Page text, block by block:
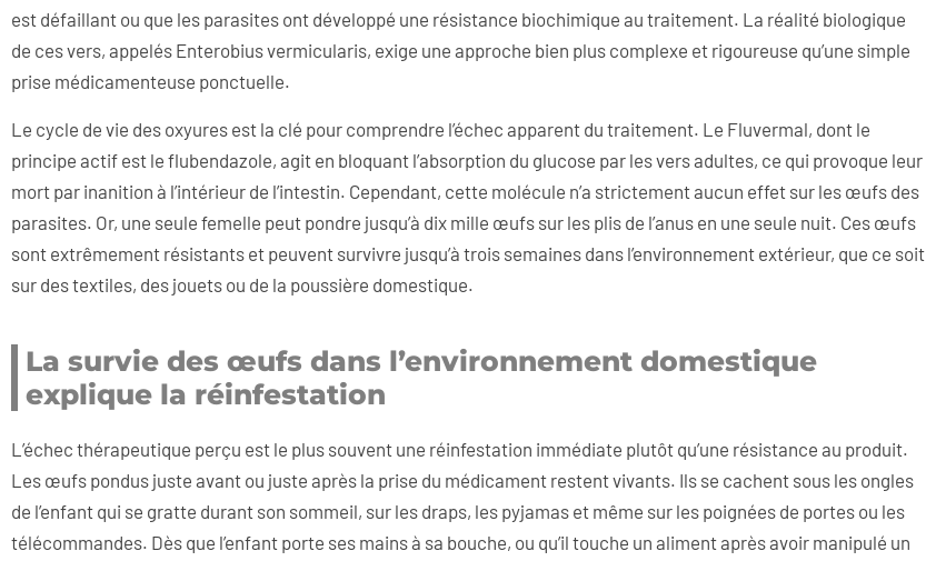
est défaillant ou que les parasites ont développé une résistance biochimique au traitement. La réalité biologique
de ces vers, appelés Enterobius vermicularis, exige une approche bien plus complexe et rigoureuse qu’une simple
prise médicamenteuse ponctuelle.
Le cycle de vie des oxyures est la clé pour comprendre l’échec apparent du traitement. Le Fluvermal, dont le
principe actif est le flubendazole, agit en bloquant l’absorption du glucose par les vers adultes, ce qui provoque leur
mort par inanition à l’intérieur de l’intestin. Cependant, cette molécule n’a strictement aucun effet sur les œufs des
parasites. Or, une seule femelle peut pondre jusqu’à dix mille œufs sur les plis de l’anus en une seule nuit. Ces œufs
sont extrêmement résistants et peuvent survivre jusqu’à trois semaines dans l’environnement extérieur, que ce soit
sur des textiles, des jouets ou de la poussière domestique.
La survie des œufs dans l’environnement domestique
explique la réinfestation
L’échec thérapeutique perçu est le plus souvent une réinfestation immédiate plutôt qu’une résistance au produit.
Les œufs pondus juste avant ou juste après la prise du médicament restent vivants. Ils se cachent sous les ongles
de l’enfant qui se gratte durant son sommeil, sur les draps, les pyjamas et même sur les poignées de portes ou les
télécommandes. Dès que l’enfant porte ses mains à sa bouche, ou qu’il touche un aliment après avoir manipulé un